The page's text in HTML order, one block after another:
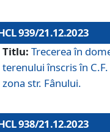
939/21.12.2023
Titlu: Trecerea în
terenului înscris în
zona str. Fânului.
938/21.12.2023